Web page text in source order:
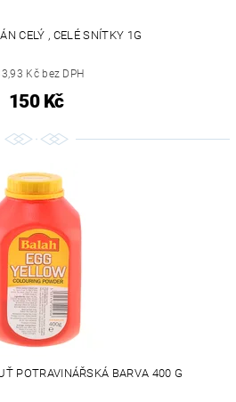
CELÝ , CELÉ SNÍTKY 1G
Kč bez DPH
150 Kč
POTRAVINÁŘSKÁ BARVA 400 G